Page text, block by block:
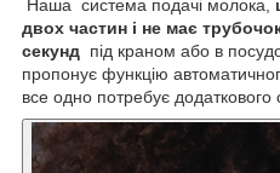
Наша система подачі молока,
двох частин і не має
секунд під краном або в
пропонує функцію
все одно потребує